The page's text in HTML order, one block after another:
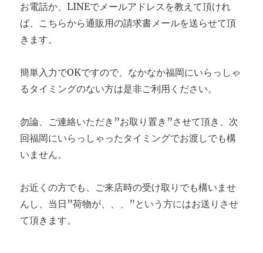
お電話か、LINEでメールアドレスを教えて頂けれ
ば、こちらから通販用の請求書メールを送らせて頂
きます。
簡単入力でOKですので、なかなか福岡にいらっしゃ
るタイミングのない方は是非ご利用ください。
勿論、ご連絡いただき”お取り置き”させて頂き、次
回福岡にいらっしゃったタイミングでお渡しでも構
いません。
お近くの方でも、ご来店時の受け取りでも構いませ
んし、当日”荷物が、、、”という方にはお送りさせ
て頂きます。